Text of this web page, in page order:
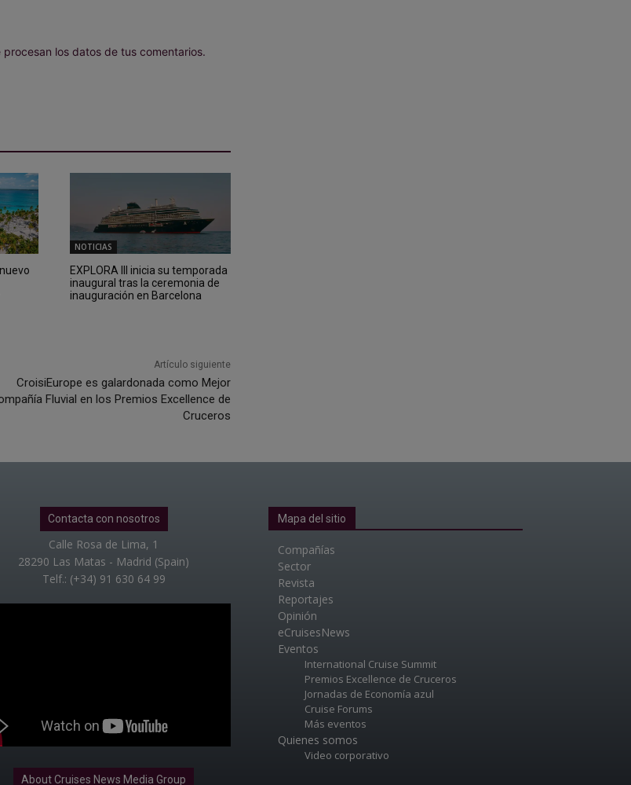
procesan los datos de tus comentarios.
NOTICIAS
EXPLORA III inicia su temporada
inaugural tras la ceremonia de
inauguración en Barcelona
Artículo siguiente
CroisiEurope es galardonada como Mejor
Fluvial en los Premios Excellence de
Cruceros
Contacta con nosotros
Calle Rosa de Lima, 1
28290 Las Matas - Madrid (Spain)
Telf.: (+34) 91 630 64 99
About Cruises News Media Group
Mapa del sitio
Compañías
Sector
Revista
Reportajes
Opinión
eCruisesNews
Eventos
International Cruise Summit
Premios Excellence de Cruceros
Jornadas de Economía azul
Cruise Forums
Más eventos
Quienes somos
Video corporativo